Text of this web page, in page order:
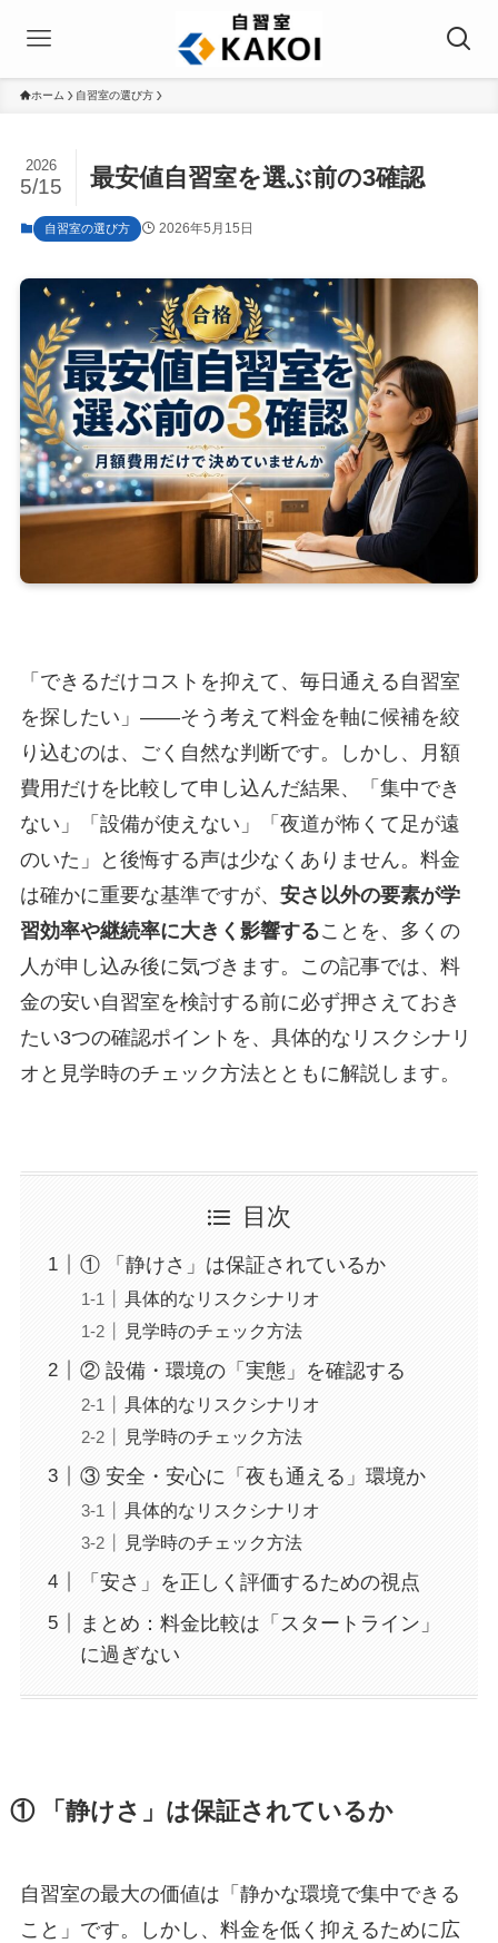
ホーム 自習室の選び方
最安値自習室を選ぶ前の3確認
2026
5/15
自習室の選び方 2026年5月15日
「できるだけコストを抑えて、毎日通える自習室
を探したい」——そう考えて料金を軸に候補を絞
り込むのは、ごく自然な判断です。しかし、月額
費用だけを比較して申し込んだ結果、「集中でき
ない」「設備が使えない」「夜道が怖くて足が遠
のいた」と後悔する声は少なくありません。料金
は確かに重要な基準ですが、 安さ以外の要素が学
習効率や継続率に大きく影響することを、多くの
人が申し込み後に気づきます。この記事では、料
金の安い自習室を検討する前に必ず押さえておき
たい3つの確認ポイントを、具体的なリスクシナリ
オと見学時のチェック方法とともに解説します。
目次
① 「静けさ」は保証されているか
具体的なリスクシナリオ
見学時のチェック方法
② 設備・環境の「実態」を確認する
具体的なリスクシナリオ
見学時のチェック方法
③ 安全・安心に「夜も通える」環境か
具体的なリスクシナリオ
見学時のチェック方法
「安さ」を正しく評価するための視点
まとめ：料金比較は「スタートライン」
に過ぎない
① 「静けさ」は保証されているか
自習室の最大の価値は「静かな環境で集中できる
こと」です。しかし、料金を低く抑えるために広